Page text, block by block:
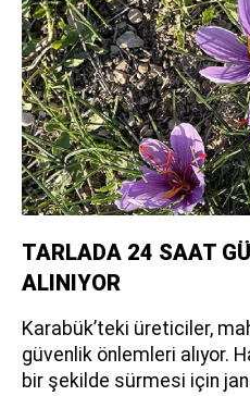
TARLADA 24 SAAT
ALINIYOR
Karabük’teki üreticiler,
güvenlik önlemleri alıyor.
bir şekilde sürmesi için